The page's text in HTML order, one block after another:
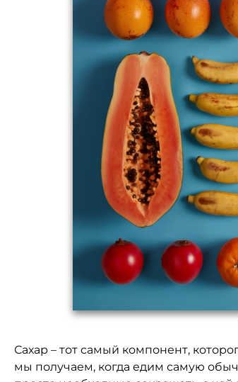
Сахар – тот самый компонент,
мы получаем, когда едим самую